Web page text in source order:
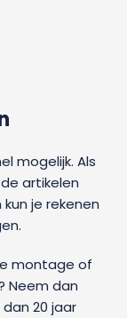
mogelijk. Als
artikelen
je rekenen
montage of
Neem dan
20 jaar